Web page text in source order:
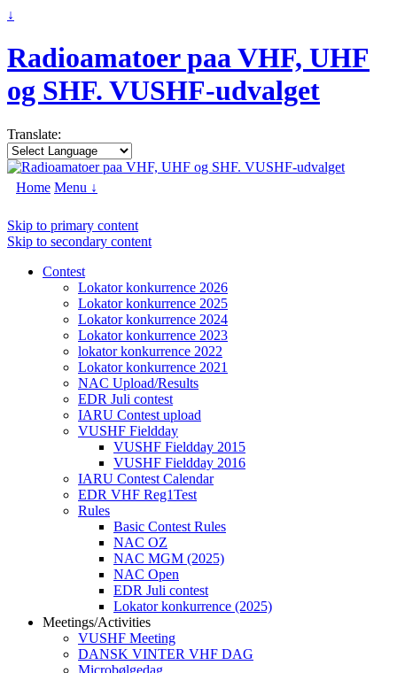
↓
Radioamatoer paa VHF, UHF
og SHF. VUSHF-udvalget
Translate:
Home Menu ↓
Skip to primary content
Skip to secondary content
Contest
Lokator konkurrence 2026
Lokator konkurrence 2025
Lokator konkurrence 2024
Lokator konkurrence 2023
lokator konkurrence 2022
Lokator konkurrence 2021
NAC Upload/Results
EDR Juli contest
IARU Contest upload
VUSHF Fieldday
VUSHF Fieldday 2015
VUSHF Fieldday 2016
IARU Contest Calendar
EDR VHF Reg1Test
Rules
Basic Contest Rules
NAC OZ
NAC MGM (2025)
NAC Open
EDR Juli contest
Lokator konkurrence (2025)
Meetings/Activities
VUSHF Meeting
DANSK VINTER VHF DAG
Microbølgedag